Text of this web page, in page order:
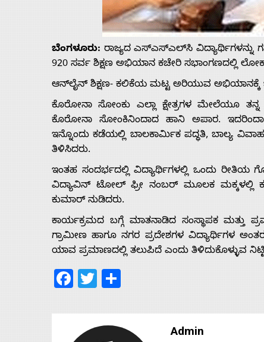
Advertise
Contact
ಬೆಂಗಳೂರು: ರಾಜ್ಯದ ಎಸ್‌ಎಸ್‌ಎಲ್‌ಸಿ ವಿದ್ಯಾರ್ಥಿಗಳನ್ನು
920 ಸರ್ವ ಶಿಕ್ಷಣ ಅಭಿಯಾನ ಕಚೇರಿ ಸಭಾಂಗಣದಲ್ಲಿ
ಆನ್‌ಲೈನ್ ಶಿಕ್ಷಣ- ಕಲಿಕೆಯ ಮಟ್ಟ ಅರಿಯುವ ಅಭಿಯಾನಕ್ಕೆ
ಕೊರೋನಾ ಸೋಂಕು ಎಲ್ಲಾ ಕ್ಷೇತ್ರ‌ಗಳ ಮೇಲೆಯೂ ತನ್ನ
ಕೊರೋನಾ ಸೋಂಕಿನಿಂದಾದ ಹಾನಿ ಅಪಾರ.
ಇನ್ನೊಂದು ಕಡೆಯಲ್ಲಿ ಬಾಲಕಾರ್ಮಿಕ ಪದ್ಧತಿ, ಬಾಲ್ಯ
ತಿಳಿಸಿದರು.
ಇಂತಹ ಸಂದರ್ಭದಲ್ಲಿ ವಿದ್ಯಾರ್ಥಿಗಳಲ್ಲಿ ಒಂದು
ವಿದ್ಯಾವಿನ್ ಟೋಲ್ ಫ್ರೀ ನಂಬರ್ ಮೂಲಕ ಮಕ್ಕಳಲ್ಲಿ
ಕುಮಾರ್ ನುಡಿದರು.
ಕಾರ್ಯಕ್ರಮ‌ದ ಬಗ್ಗೆ ಮಾತನಾಡಿದ ಸಂಸ್ಥಾಪಕ ಮತ್ತು
ಗ್ರಾಮೀಣ ಹಾಗೂ ನಗರ ಪ್ರದೇಶಗಳ ವಿದ್ಯಾರ್ಥಿಗಳ
ಯಾವ ಪ್ರಮಾಣ‌ದಲ್ಲಿ ತಲುಪಿದೆ ಎಂದು ತಿಳಿದುಕೊಳ್ಳುವ
Facebook
Twitter
Admin